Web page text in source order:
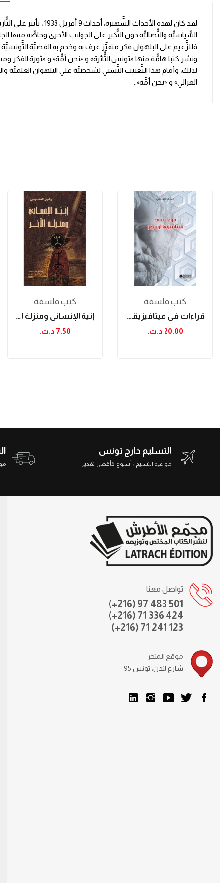
لقد كان لهذه
السّّياسيّّة والنّّضاليّّة دون التّّكيز على الجوانب الأخرى وخاصّّة
فللزّّعيم علي البلهوان فكر متميّّز عرف به وخدم به القضيّّة
ونشر كتبا هامّّة منها «تونس الثّّائرة» و «نحن أمّّة» و «ثورة الفكر
لذلك، وأمام هذا التّّغييب النّّسبي لشخصيّّة علي البلهوان العلميّّة
الغزالي» و «نحن أمّّة»..
كتب فلسفة
إنية الإنساني ومنزلة الآخر
7.50 د.ت.‏
كتب فلسفة
قراءات في ميتافيزيقا أرسطو
20.00 د.ت.‏
التسليم خارج تونس
مواعيد التسليم : أسبوع كأقصى تقدير
تواصل معنا
(+216) 97 483 501
(+216) 71 336 424
(+216) 71 241 123
موقع المتجر
95 شارع لندن، تونس